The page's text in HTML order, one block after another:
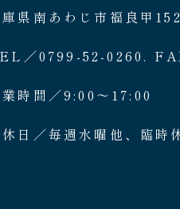
県南あわじ市福良甲
／0799-52-0260.
業時間／9:00〜17:00
日／毎週水曜他、臨時